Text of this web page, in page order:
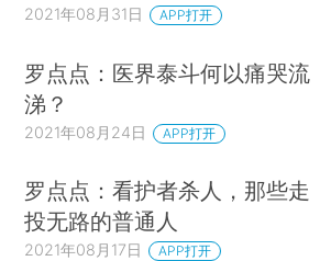
2021年08月31日 APP打开
罗点点：医界泰斗何以痛哭流
涕？
2021年08月24日 APP打开
罗点点：看护者杀人，那些走
投无路的普通人
2021年08月17日 APP打开